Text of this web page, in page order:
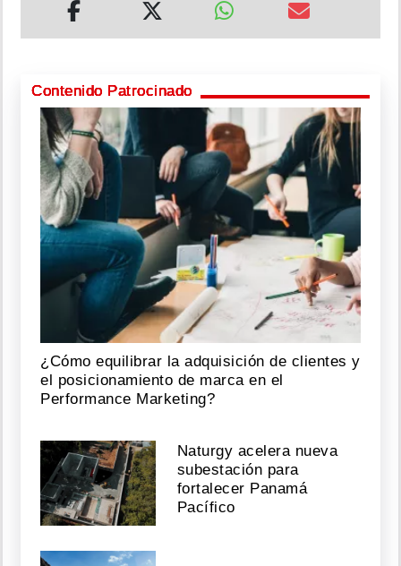
Contenido Patrocinado
¿Cómo equilibrar la adquisición de clientes y
el posicionamiento de marca en el
Performance Marketing?
Naturgy acelera nueva
subestación para
fortalecer Panamá
Pacífico